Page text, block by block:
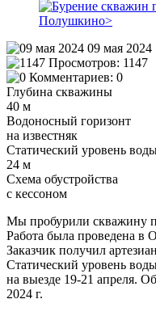
09 мая 2024
Просмотров: 1147
Комментариев: 0
Глубина скважины
40 м
Водоносный горизонт
на известняк
Статический уровень
24 м
Схема обустройства
с кессоном
Мы пробурили скважину
Работа была проведена в
Заказчик получил
Статический уровень
на выезде 19-21 апреля.
2024 г.